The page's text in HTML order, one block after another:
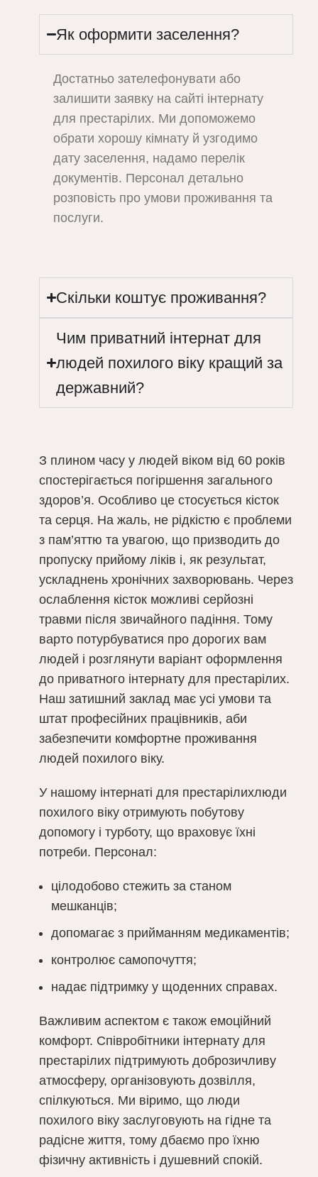
З плином часу у людей віком від 60 років
спостерігається погіршення загального
здоров’я. Особливо це стосується кісток
та серця. На жаль, не рідкістю є проблеми
з пам’яттю та увагою, що призводить до
пропуску прийому ліків і, як результат,
ускладнень хронічних захворювань. Через
ослаблення кісток можливі серйозні
травми після звичайного падіння. Тому
варто потурбуватися про дорогих вам
людей і розглянути варіант оформлення
до приватного інтернату для престарілих.
Наш затишний заклад має усі умови та
штат професійних працівників, аби
забезпечити комфортне проживання
людей похилого віку.
У нашому інтернаті для престарілихлюди
похилого віку отримують побутову
допомогу і турботу, що враховує їхні
потреби. Персонал:
цілодобово стежить за станом
мешканців;
допомагає з прийманням медикаментів;
контролює самопочуття;
надає підтримку у щоденних справах.
Важливим аспектом є також емоційний
комфорт. Співробітники інтернату для
престарілих підтримують доброзичливу
атмосферу, організовують дозвілля,
спілкуються. Ми віримо, що люди
похилого віку заслуговують на гідне та
радісне життя, тому дбаємо про їхню
фізичну активність і душевний спокій.
Як оформити заселення?
Достатньо зателефонувати або
залишити заявку на сайті інтернату
для престарілих. Ми допоможемо
обрати хорошу кімнату й узгодимо
дату заселення, надамо перелік
документів. Персонал детально
розповість про умови проживання та
послуги.
Скільки коштує проживання?
Чим приватний інтернат для
людей похилого віку кращий за
державний?